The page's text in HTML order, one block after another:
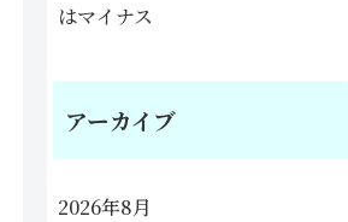
はマイナス
アーカイブ
2026年8月